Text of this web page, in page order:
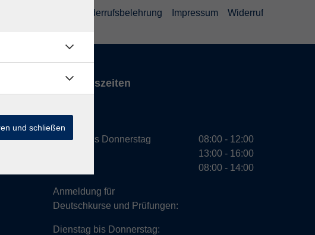
Widerrufsbelehrung Impressum Widerruf
Öffnungszeiten
VHS
Montag bis Donnerstag
Anmeldung für
Deutschkurse und Prüfungen:
Dienstag bis Donnerstag:
08:00 - 12:00
13:00 - 16:00
08:00 - 14:00
und schließen